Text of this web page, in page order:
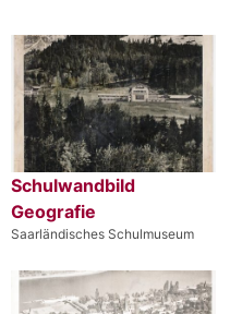
Schulwandbild
Geografie
Saarländisches Schulmuseum